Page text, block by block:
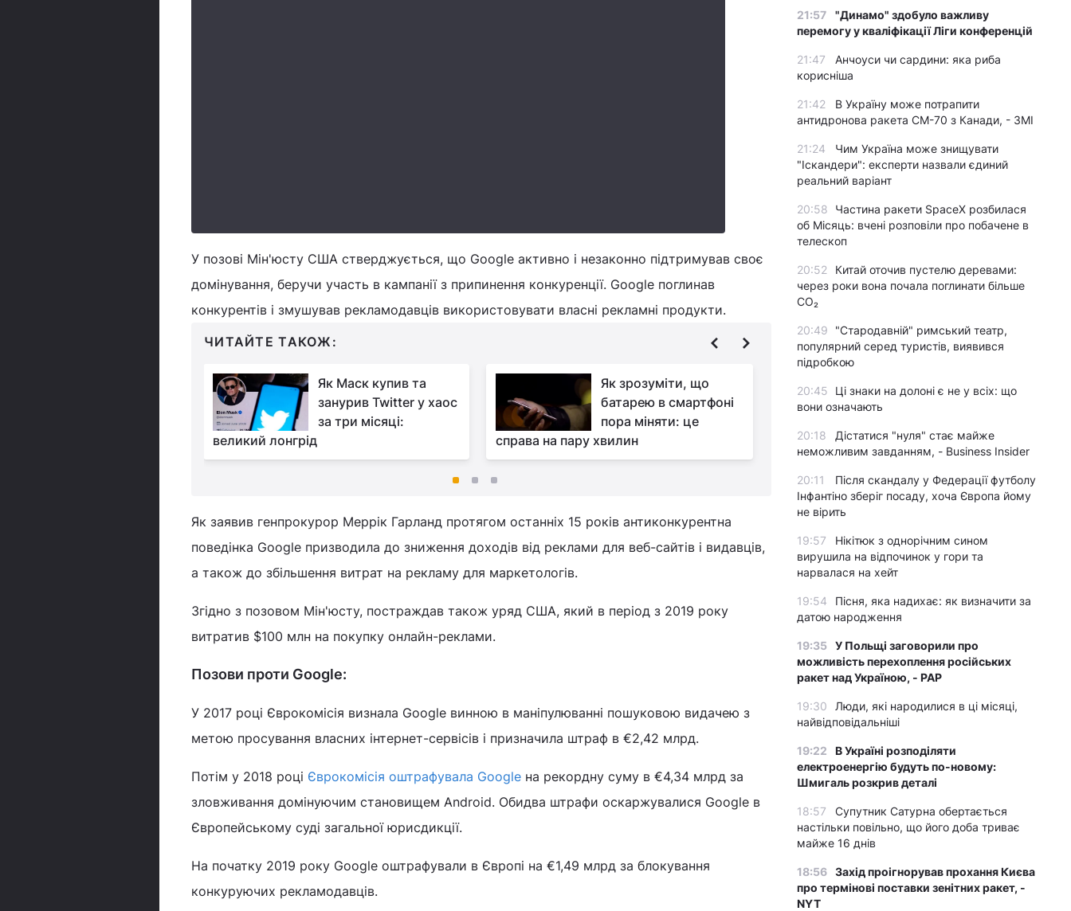
У позові Мін'юсту США стверджується, що Google активно і незаконно підтримував своє
домінування, беручи участь в кампанії з припинення конкуренції. Google поглинав
конкурентів і змушував рекламодавців використовувати власні рекламні продукти.
ЧИТАЙТЕ ТАКОЖ:
Як Маск купив та
занурив Twitter у хаос
за три місяці:
великий лонгрід
Як зрозуміти, що
батарею в смартфоні
пора міняти: це
справа на пару хвилин
Кам'яна доба все
ближче: У Росії Apple
наліпками на телефон (фото)
Як заявив генпрокурор Меррік Гарланд протягом останніх 15 років антиконкурентна
поведінка Google призводила до зниження доходів від реклами для веб-сайтів і видавців,
а також до збільшення витрат на рекламу для маркетологів.
Згідно з позовом Мін'юсту, постраждав також уряд США, який в період з 2019 року
витратив $100 млн на покупку онлайн-реклами.
Позови проти Google:
У 2017 році Єврокомісія визнала Google винною в маніпулюванні пошуковою видачею з
метою просування власних інтернет-сервісів і призначила штраф в €2,42 млрд.
Потім у 2018 році Єврокомісія оштрафувала Google на рекордну суму в €4,34 млрд за
зловживання домінуючим становищем Android. Обидва штрафи оскаржувалися Google в
Європейському суді загальної юрисдикції.
На початку 2019 року Google оштрафували в Європі на €1,49 млрд за блокування
конкуруючих рекламодавців.
21:57
"Динамо" здобуло важливу
перемогу у кваліфікації Ліги конференцій
21:47
Анчоуси чи сардини: яка риба
корисніша
21:42
В Україну може потрапити
антидронова ракета CM-70 з Канади, - ЗМІ
21:24
Чим Україна може знищувати
"Іскандери": експерти назвали єдиний
реальний варіант
20:58
Частина ракети SpaceX розбилася
об Місяць: вчені розповіли про побачене в
телескоп
20:52
Китай оточив пустелю деревами:
через роки вона почала поглинати більше
CO₂
20:49
"Стародавній" римський театр,
популярний серед туристів, виявився
підробкою
20:45
Ці знаки на долоні є не у всіх: що
вони означають
20:18
Дістатися "нуля" стає майже
неможливим завданням, - Business Insider
20:11
Після скандалу у Федерації футболу
Інфантіно зберіг посаду, хоча Європа йому
не вірить
19:57
Нікітюк з однорічним сином
вирушила на відпочинок у гори та
нарвалася на хейт
19:54
Пісня, яка надихає: як визначити за
датою народження
19:35 У Польщі заговорили про
можливість перехоплення російських
ракет над Україною, - PAP
19:30
Люди, які народилися в ці місяці,
найвідповідальніші
19:22
В Україні розподіляти
електроенергію будуть по-новому:
Шмигаль розкрив деталі
18:57
Супутник Сатурна обертається
настільки повільно, що його доба триває
майже 16 днів
18:56 Захід проігнорував прохання Києва
про термінові поставки зенітних ракет, -
NYT